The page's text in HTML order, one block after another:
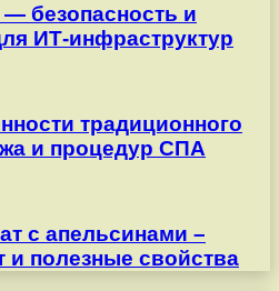
безопасность и
ИТ-инфраструктур
традиционного
и процедур СПА
с апельсинами –
и полезные свойства